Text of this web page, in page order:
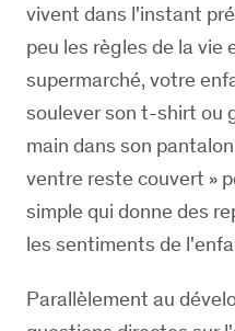
vivent dans l'instant
peu les règles de la vie
supermarché, votre
soulever son t-shirt ou
main dans son
ventre reste couvert »
simple qui donne des
les sentiments de
Parallèlement au